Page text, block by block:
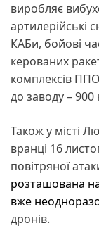
виробляє
артилерійські
КАБи, бойові
керованих
комплексів
до заводу – 900
Також у місті
вранці 16
повітряної
розташована
вже
дронів.